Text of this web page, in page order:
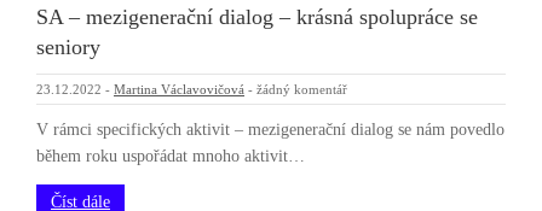
SA – mezigenerační dialog – krásná spolupráce se
seniory
23.12.2022 - Martina Václavovičová - žádný komentář
V rámci specifických aktivit – mezigenerační dialog se nám povedlo
během roku uspořádat mnoho aktivit…
Číst dále